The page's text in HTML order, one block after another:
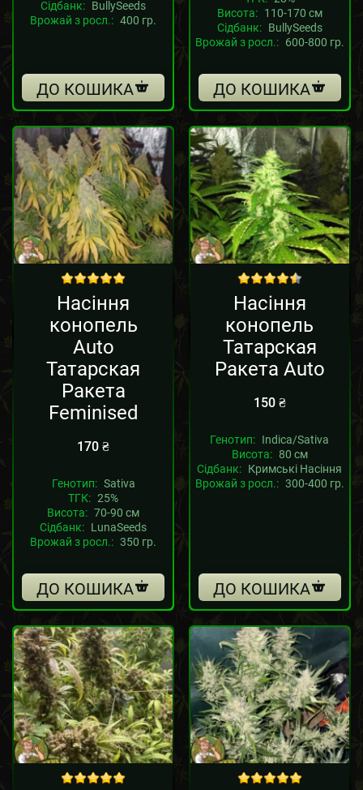
Сідбанк: BullySeeds
Врожай з росл.: 400 гр.
ДО КОШИКА
Висота: 110-170 см
Сідбанк: BullySeeds
Врожай з росл.: 600-800 гр.
ДО КОШИКА
Насіння
конопель
Auto
Татарская
Ракета
Feminised
170₴
Генотип: Sativa
ТГК: 25%
Висота: 70-90 см
Сідбанк: LunaSeeds
Врожай з росл.: 350 гр.
ДО КОШИКА
Насіння
конопель
Татарская
Ракета Auto
150 ₴
Генотип: Indica/Sativa
Висота: 80 см
Сідбанк: Кримські Насіння
Врожай з росл.: 300-400 гр.
ДО КОШИКА
Sale!